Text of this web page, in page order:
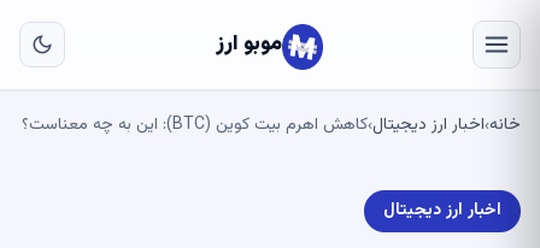
موبو ارز
خانه›اخبار ارز دیجیتال›کاهش اهرم بیت کوین (BTC): این به چه معناست؟
اخبار ارز دیجیتال